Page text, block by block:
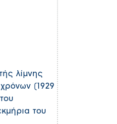
λίμνης
(1929
του